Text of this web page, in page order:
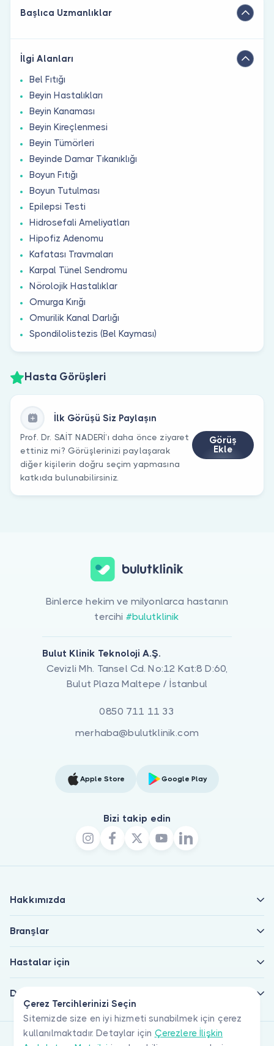
Başlıca Uzmanlıklar
İlgi Alanları
Bel Fıtığı
Beyin Hastalıkları
Beyin Kanaması
Beyin Kireçlenmesi
Beyin Tümörleri
Beyinde Damar Tıkanıklığı
Boyun Fıtığı
Boyun Tutulması
Epilepsi Testi
Hidrosefali Ameliyatları
Hipofiz Adenomu
Kafatası Travmaları
Karpal Tünel Sendromu
Nörolojik Hastalıklar
Omurga Kırığı
Omurilik Kanal Darlığı
Spondilolistezis (Bel Kayması)
Hasta Görüşleri
İlk Görüşü Siz Paylaşın
Prof. Dr. SAİT NADERİ’ı daha önce ziyaret
ettiniz mi? Görüşlerinizi paylaşarak
diğer kişilerin doğru seçim yapmasına
katkıda bulunabilirsiniz.
Görüş
Ekle
Çerez Tercihlerinizi Seçin
Sitemizde size en iyi hizmeti sunabilmek için çerez
kullanılmaktadır. Detaylar için Çerezlere İlişkin
Binlerce hekim ve milyonlarca hastanın
tercihi #bulutklinik
Bulut Klinik Teknoloji A.Ş.
Cevizli Mh. Tansel Cd. No:12 Kat:8 D:60,
Bulut Plaza Maltepe / İstanbul
0850 711 11 33
merhaba@bulutklinik.com
Apple Store Google Play
Bizi takip edin
Hakkımızda
Branşlar
Hastalar için
Doktorlar için